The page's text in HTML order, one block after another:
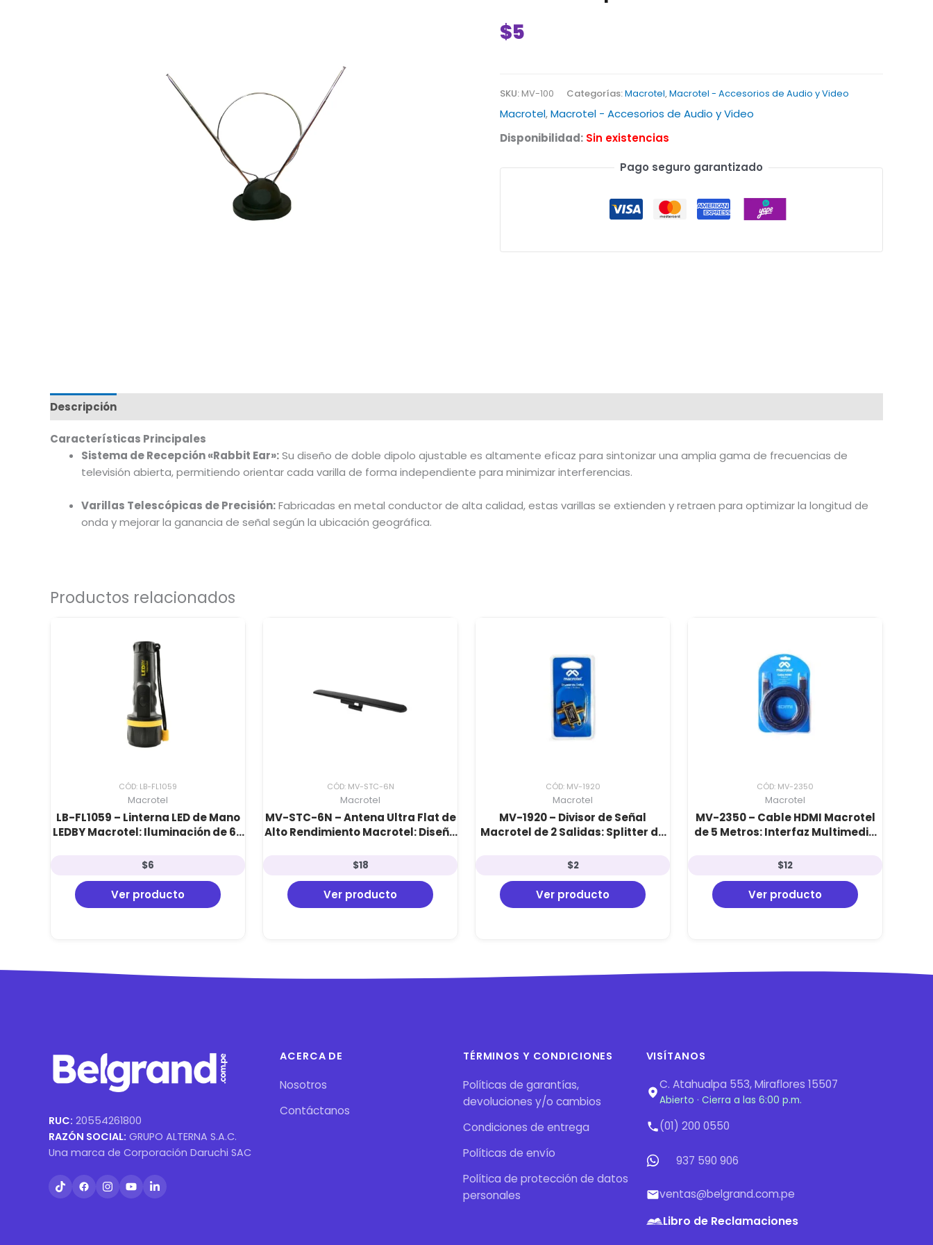
Macrotel,Macrotel - Accesorios de Audio y Video
$5
Disponibilidad: Sin existencias
SKU: MV-100 Categorías:Macrotel,Macrotel - Accesorios de Audio y Video
Pago seguro garantizado
Descripción
Características Principales
Sistema de Recepción «Rabbit Ear»:Su diseño de doble dipolo ajustable es altamente eficaz para sintonizar una amplia gama de frecuencias de
televisión abierta, permitiendo orientar cada varilla de forma independiente para minimizar interferencias.
Varillas Telescópicas de Precisión:Fabricadas en metal conductor de alta calidad, estas varillas se extienden y retraen para optimizar la longitud de
onda y mejorar la ganancia de señal según la ubicación geográfica.
Productos relacionados
CÓD: LB-FL1059
Macrotel
LB-FL1059 – Linterna LED de Mano
LEDBY Macrotel: Iluminación de 60
Extendida para Uso Rudo
$6
Ver producto
CÓD: MV-STC-6N
Macrotel
MV-STC-6N – Antena Ultra Flat de
Alto Rendimiento Macrotel: Diseño
Sistema de Montaje
$18
Ver producto
CÓD: MV-1920
Macrotel
MV-1920 – Divisor de Señal
Macrotel de 2 Salidas: Splitter de
y FM
$2
Ver producto
CÓD: MV-2350
Macrotel
MV-2350 – Cable HDMI Macrotel
de 5 Metros: Interfaz Multimedia
Distancias
$12
Ver producto
RUC: 20554261800
RAZÓN SOCIAL: GRUPO ALTERNA S.A.C.
Una marca de Corporación Daruchi SAC
ACERCA DE
Nosotros
Contáctanos
TÉRMINOS Y CONDICIONES
Políticas de garantías,
devoluciones y/o cambios
Condiciones de entrega
Políticas de envío
Política de protección de datos
personales
VISÍTANOS
C. Atahualpa 553, Miraflores 15507
Abierto · Cierra a las 6:00 p.m.
(01) 200 0550
937 590 906
ventas@belgrand.com.pe
Libro de Reclamaciones